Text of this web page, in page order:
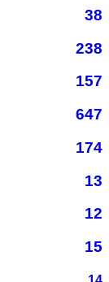
38
238
157
647
174
13
12
15